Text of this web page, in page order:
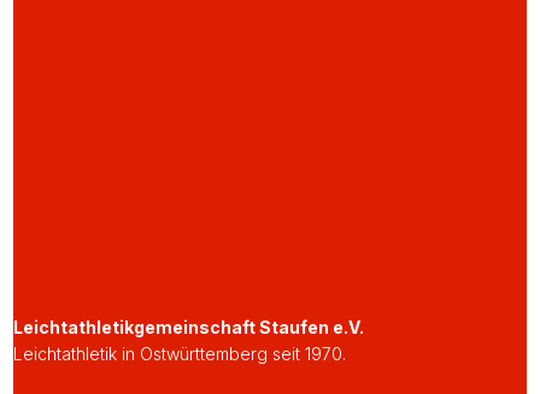
Leichtathletikgemeinschaft Staufen e.V.
Leichtathletik in Ostwürttemberg seit 1970.